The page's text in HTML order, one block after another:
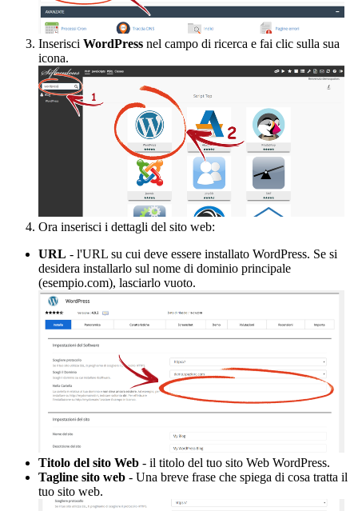
Inserisci WordPress nel campo di ricerca e fai clic sulla sua
icona.
Ora inserisci i dettagli del sito web:
URL - l'URL su cui deve essere installato WordPress. Se si
desidera installarlo sul nome di dominio principale
(esempio.com), lasciarlo vuoto.
Titolo del sito Web - il titolo del tuo sito Web WordPress.
Tagline sito web - Una breve frase che spiega di cosa tratta il
tuo sito web.